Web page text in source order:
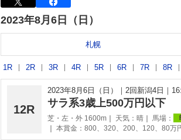
2023年8月6日（日）
札幌
1R 2R 3R 4R 5R 6R 7R 8R
12R
2023年8月6日（日） 2回新潟4日
サラ系3歳上500万円以下
芝・左・外 1600m 天気： 晴 馬場：
本賞金：800、320、200、120、80万